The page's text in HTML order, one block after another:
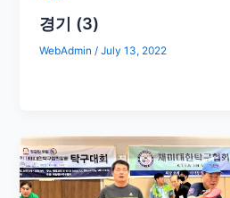
경기 (3)
WebAdmin/July 13, 2022